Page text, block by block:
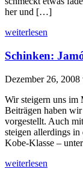
her und […]
weiterlesen
Schinken:
Dezember 26, 2008
Wir steigern uns im
Beiträgen haben
vorgestellt. Auch
steigen allerdings in
Kobe-Klasse –
weiterlesen